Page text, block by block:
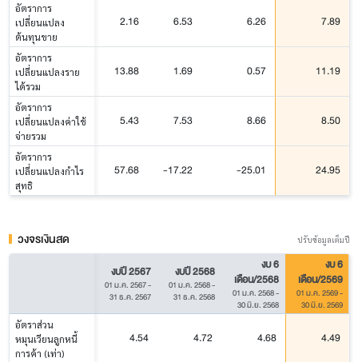
อัตราการ
เปลี่ยนแปลง
ต้นทุนขาย
2.16 6.53 6.26 7.89
อัตราการ
เปลี่ยนแปลงราย
ได้รวม
13.88 1.69 0.57 11.19
อัตราการ
เปลี่ยนแปลงค่าใช้
จ่ายรวม
5.43 7.53 8.66 8.50
อัตราการ
เปลี่ยนแปลงกำไร
สุทธิ
57.68 -17.22 -25.01 24.95
วงจรเงินสด ปรับข้อมูลเต็มปี
งบปี 2567
01 ม.ค. 2567-
31 ธ.ค. 2567
งบปี 2568
01 ม.ค. 2568-
31 ธ.ค. 2568
งบ 6
เดือน/2568
01 ม.ค. 2568-
30 มิ.ย. 2568
งบ 6
เดือน/2569
01 ม.ค. 2569-
30 มิ.ย. 2569
อัตราส่วน
หมุนเวียนลูกหนี้
การค้า (เท่า)
4.54 4.72 4.68 4.49